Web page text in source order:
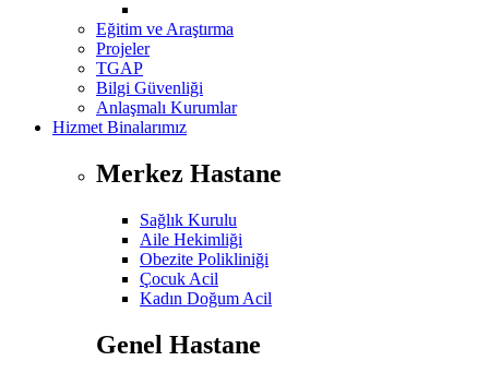
Eğitim ve Araştırma
Projeler
TGAP
Bilgi Güvenliği
Anlaşmalı Kurumlar
Hizmet Binalarımız
Merkez Hastane
Sağlık Kurulu
Aile Hekimliği
Obezite Polikliniği
Çocuk Acil
Kadın Doğum Acil
Genel Hastane